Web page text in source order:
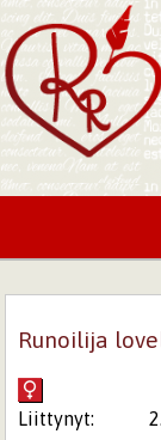
Runoilija
Liittynyt: